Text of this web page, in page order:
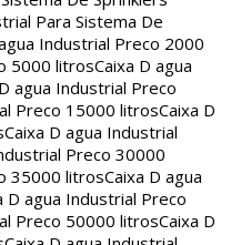
Para Sistema De
Industrial Preco 2000
5000 litrosCaixa D agua
agua Industrial Preco
Preco 15000 litrosCaixa D
Caixa D agua Industrial
Preco 30000
35000 litrosCaixa D agua
D agua Industrial Preco
Preco 50000 litrosCaixa D